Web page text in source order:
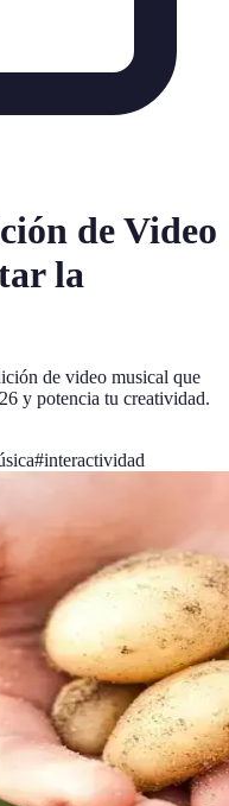
de Video
la
de video musical que
y potencia tu creatividad.
#interactividad